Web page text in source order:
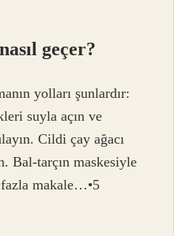
geçer?
yolları şunlardır:
suyla açın ve
Cildi çay ağacı
Bal-tarçın maskesiyle
makale…•5